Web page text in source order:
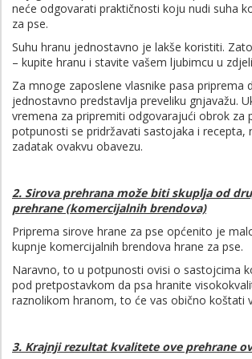
neće odgovarati praktičnosti koju nudi suha
za pse.
Suhu hranu jednostavno je lakše koristiti.
– kupite hranu i stavite vašem ljubimcu u
Za mnoge zaposlene vlasnike pasa priprema
jednostavno predstavlja preveliku gnjavažu.
vremena za pripremiti odgovarajući obrok za
potpunosti se pridržavati sastojaka i recepta,
zadatak ovakvu obavezu.
2. Sirova prehrana može biti skuplja od
prehrane (komercijalnih brendova)
Priprema sirove hrane za pse općenito je
kupnje komercijalnih brendova hrane za pse.
Naravno, to u potpunosti ovisi o sastojcima
pod pretpostavkom da psa hranite
raznolikom hranom, to će vas obično koštati
3. Krajnji rezultat kvalitete ove prehrane